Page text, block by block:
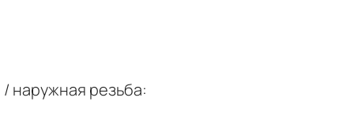
/ наружная резьба: